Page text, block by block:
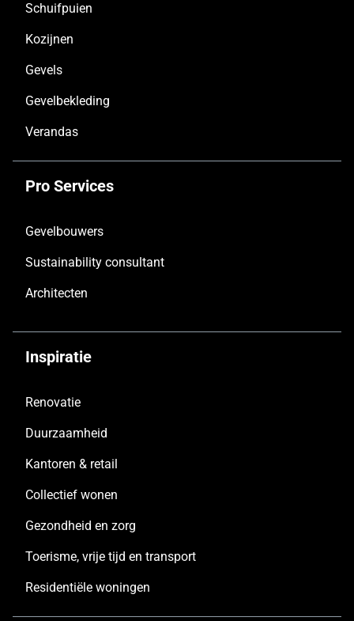
Schuifpuien
Kozijnen
Gevels
Gevelbekleding
Verandas
Pro Services
Gevelbouwers
Sustainability consultant
Architecten
Inspiratie
Renovatie
Duurzaamheid
Kantoren & retail
Collectief wonen
Gezondheid en zorg
Toerisme, vrije tijd en transport
Residentiële woningen